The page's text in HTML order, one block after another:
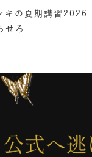
キの夏期講習
せろ